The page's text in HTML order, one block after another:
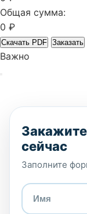
Общая сумма:
0 ₽
Скачать PDF Заказать
Важно
сейчас
Заполните